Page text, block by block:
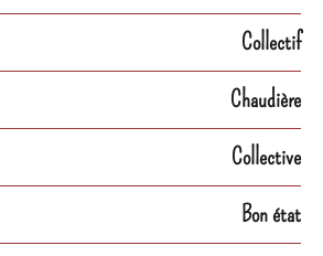
Collectif
Chaudière
Collective
Bon état